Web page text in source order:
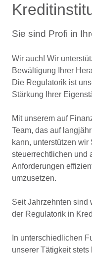
Sie sind Profi in
Wir auch! Wir
Bewältigung Ihrer
Die Regulatorik ist
Stärkung Ihrer
Mit unserem auf
Team, das auf
kann, unterstützen
steuerrechtlichen und
Anforderungen
umzusetzen.
Seit Jahrzehnten sind
der Regulatorik in
In unterschiedlichen
unserer Tätigkeit